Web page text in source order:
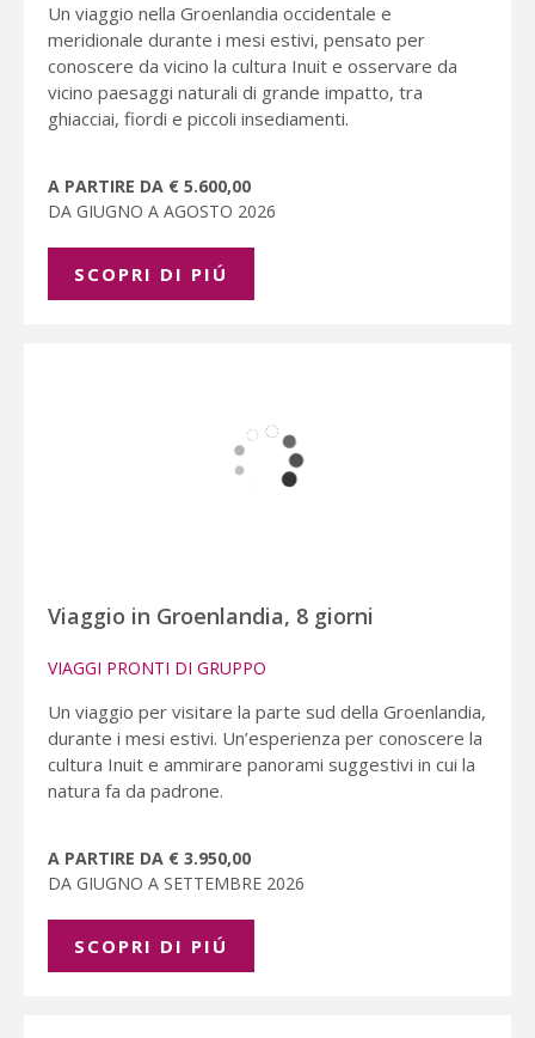
Un viaggio nella Groenlandia occidentale e
meridionale durante i mesi estivi, pensato per
conoscere da vicino la cultura Inuit e osservare da
vicino paesaggi naturali di grande impatto, tra
ghiacciai, fiordi e piccoli insediamenti.
A PARTIRE DA € 5.600,00
DA GIUGNO A AGOSTO 2026
SCOPRI DI PIÚ
Viaggio in Groenlandia, 8 giorni
VIAGGI PRONTI DI GRUPPO
Un viaggio per visitare la parte sud della Groenlandia,
durante i mesi estivi. Un’esperienza per conoscere la
cultura Inuit e ammirare panorami suggestivi in cui la
natura fa da padrone.
A PARTIRE DA € 3.950,00
DA GIUGNO A SETTEMBRE 2026
SCOPRI DI PIÚ